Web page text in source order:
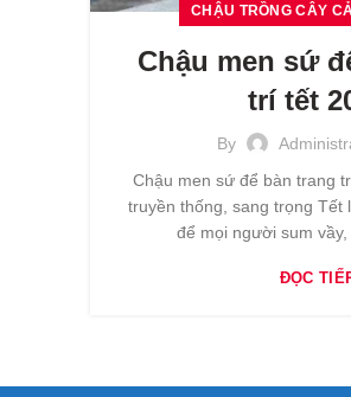
CHẬU TRỒNG CÂY
Chậu men sứ
trí tết
By
Chậu men sứ để bàn trang
truyền thống, sang trọng Tết
để mọi người sum
ĐỌC